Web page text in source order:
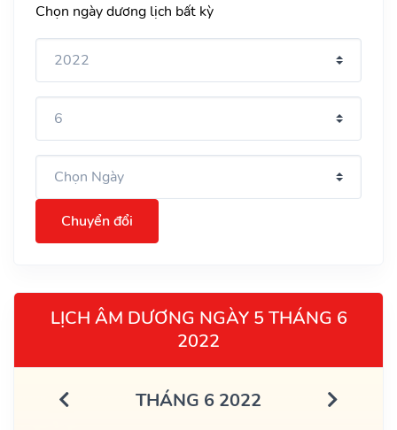
Chọn ngày dương lịch bất kỳ
Chuyển đổi
LỊCH ÂM DƯƠNG NGÀY 5 THÁNG 6
2022
THÁNG 6 2022